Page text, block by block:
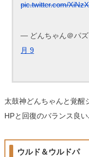
pic.twitter.com/
— どんちゃん＠パズ
月 9
太鼓神どんちゃんと覚醒
HPと回復のバランス良
ウルド＆ウルドパ